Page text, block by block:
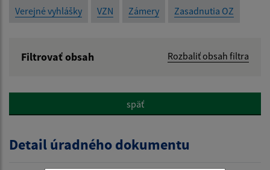
Verejné vyhlášky VZN Zámery Zasadnutia OZ
Filtrovať obsah Rozbaliť obsah filtra
Popis:
Dátum zverejnenia od:
späť
Detail úradného dokumentu